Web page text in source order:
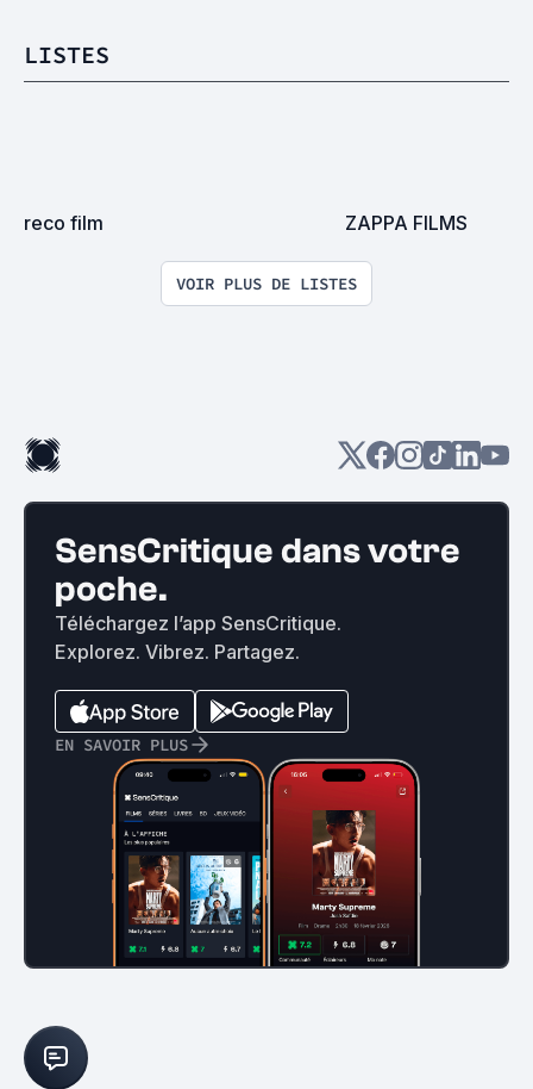
LISTES
reco film ZAPPA FILMS
VOIR PLUS DE LISTES
SensCritique dans votre
poche.
Téléchargez l’app SensCritique.
Explorez. Vibrez. Partagez.
EN SAVOIR PLUS